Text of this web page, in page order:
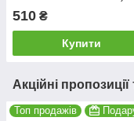
Архітектура 600*2000
510 ₴
Купити
Акційні
Топ продажів